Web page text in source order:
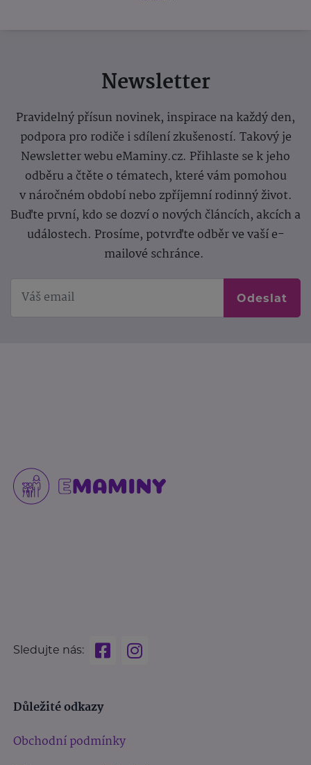
Newsletter
Pravidelný přísun novinek, inspirace na každý den,
podpora pro rodiče i sdílení zkušeností. Takový je
Newsletter webu eMaminy.cz. Přihlaste se k jeho
odběru a čtěte o tématech, které vám pomohou
v náročném období nebo zpříjemní rodinný život.
Buďte první, kdo se dozví o nových článcích, akcích a
událostech. Prosíme, potvrďte odběr ve vaší e-
mailové schránce.
Odeslat
Sledujte nás:
Důležité odkazy
Obchodní podmínky